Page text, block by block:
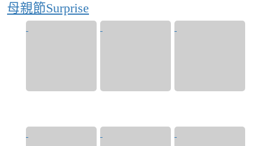
母親節Surprise